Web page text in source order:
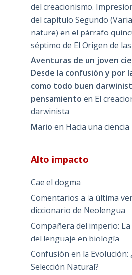
del creacionismo.
del capítulo Segundo
nature) en el párrafo
séptimo de El Origen de las
Aventuras de un joven
Desde la confusión y por
como todo buen
pensamiento en El
darwinista
Mario en Hacia una
Alto impacto
Cae el dogma
Comentarios a la última
diccionario de Neolengua
Compañera del imperio:
del lenguaje en biología
Confusión en la Evolución:
Selección Natural?